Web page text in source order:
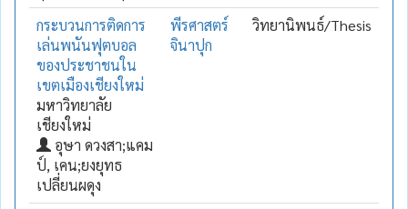
กระบวนการติดการ
เล่นพนันฟุตบอล
ของประชาชนใน
เขตเมืองเชียงใหม่
มหาวิทยาลัย
เชียงใหม่
อุษา ดวงสา;แคม
ป์, เคน;ยงยุทธ
เปลี่ยนผดุง
พีรศาสตร์
จินาปุก
วิทยานิพนธ์/Thesis